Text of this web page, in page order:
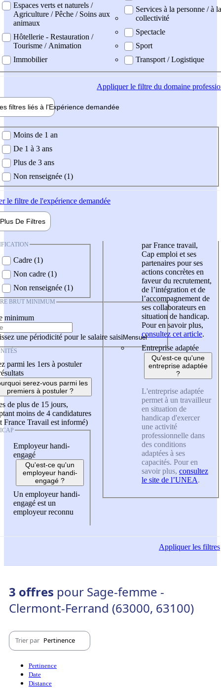
Espaces verts et naturels /
Agriculture / Pêche / Soins aux
animaux
Hôtellerie - Restauration /
Tourisme / Animation
Immobilier
Services à la personne / à la
collectivité
Spectacle
Sport
Transport / Logistique
Appliquerle filtre du domaine
filtres liés à l'Expérience demandée
demandée
Moins de 1 an
De 1 à 3 ans
Plus de 3 ans
Non renseignée (1)
le filtre de l'expérience demandée
Plus De Filtres
Cadre (1)
Non cadre (1)
Non renseignée (1)
BRUT MINIMUM
minimum
une périodicité pour le salaire saisi
parmi les 1ers à postuler
serez-vous parmi les
premiers à postuler ?
de plus de 15 jours,
moins de 4 candidatures
France Travail est informé)
Employeur handi-
engagé
Qu'est-ce qu'un
employeur handi-
engagé ?
Un employeur handi-
engagé est un
employeur reconnu
par France travail,
Cap emploi et ses
partenaires pour ses
actions concrètes en
faveur du recrutement,
de l’intégration et de
l’accompagnement de
ses collaborateurs en
situation de handicap.
Pour en savoir plus,
consultez cet article.
Entreprise adaptée
Qu'est-ce qu'une
entreprise adaptée
?
L'entreprise adaptée
permet à un travailleur
en situation de
handicap d'exercer
une activité
professionnelle dans
des conditions
adaptées à ses
capacités. Pour en
savoir plus, consultez
le site de l’UNEA.
Appliquerles filtres
3 offres pour Sage-femme -
Clermont-Ferrand (63000, 63100)
Trier par Pertinence
Pertinence
Date
Distance